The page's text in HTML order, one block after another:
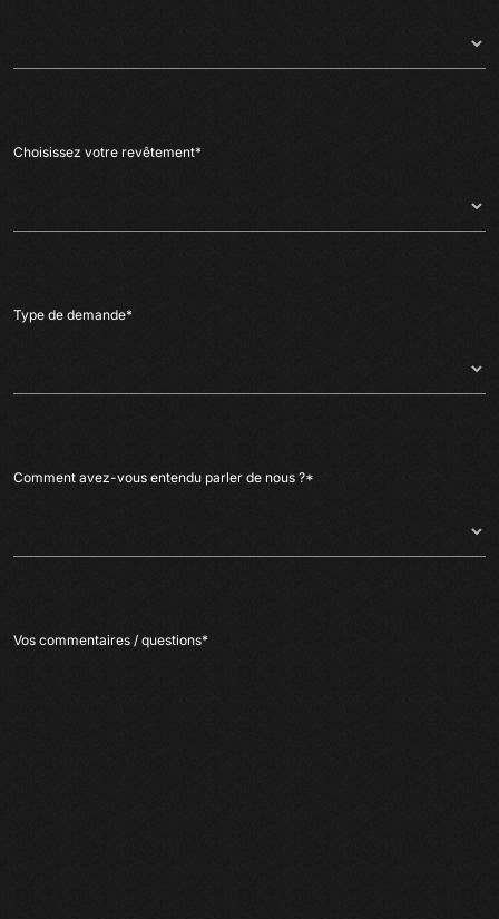
Choisissez votre revêtement*
Type de demande*
Comment avez-vous entendu parler de nous ?*
Vos commentaires / questions*